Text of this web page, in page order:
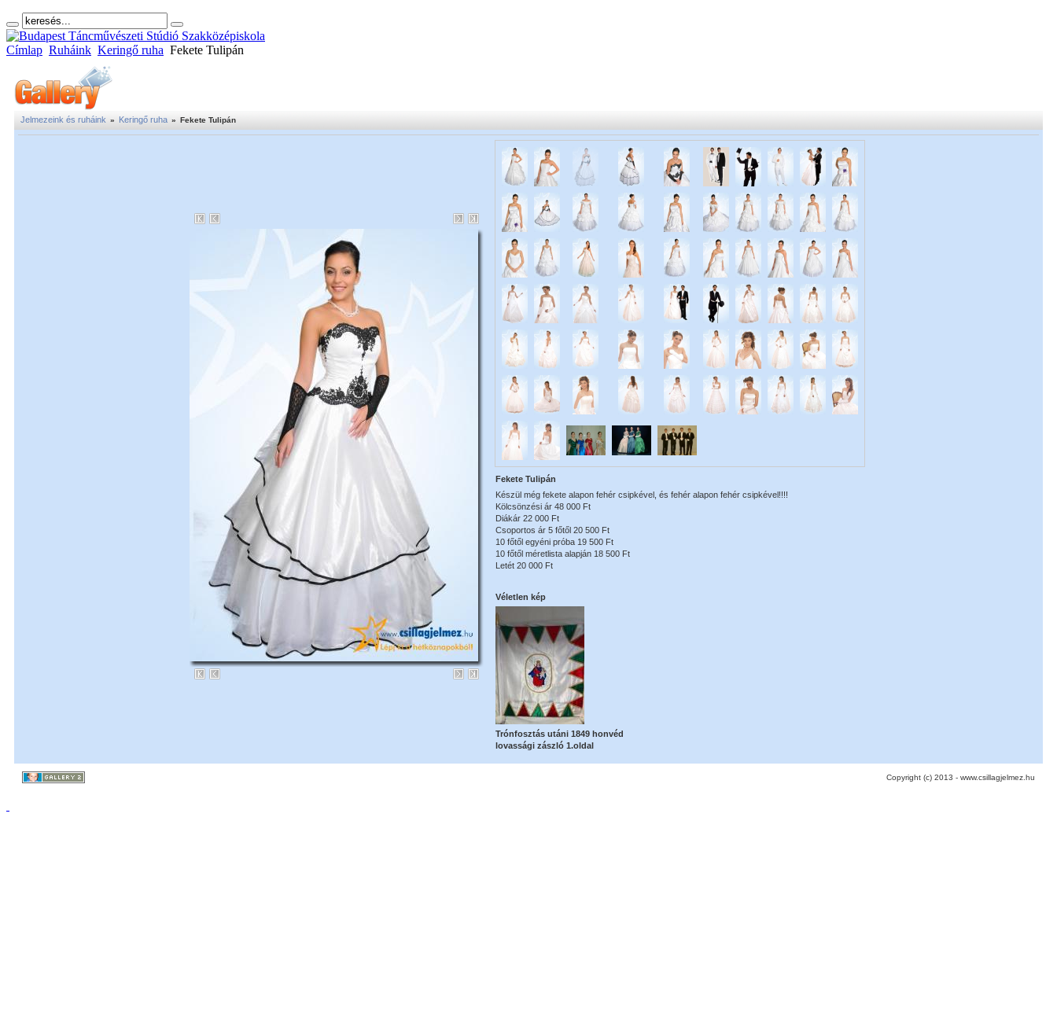
Címlap Ruháink Keringő ruha Fekete Tulipán
Jelmezeink és ruháink » Keringő ruha » Fekete Tulipán
Fekete Tulipán
Készül még fekete alapon fehér csipkével, és fehér alapon fehér csipkével!!!!
Kölcsönzési ár 48 000 Ft
Diákár 22 000 Ft
Csoportos ár 5 főtől 20 500 Ft
10 főtől egyéni próba 19 500 Ft
10 főtől méretlista alapján 18 500 Ft
Letét 20 000 Ft
Véletlen kép
Trónfosztás utáni 1849 honvéd
lovassági zászló 1.oldal
Copyright (c) 2013 - www.csillagjelmez.hu